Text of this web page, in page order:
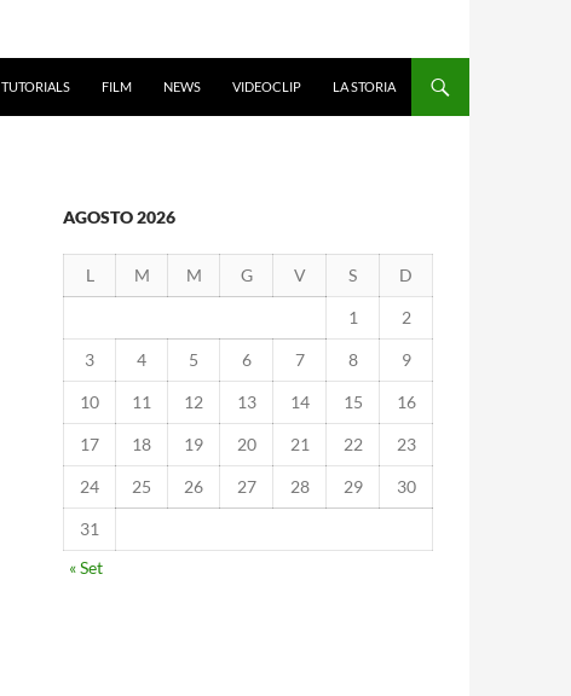
TUTORIALS FILM NEWS VIDEOCLIP LA STORIA
AGOSTO 2026
L M M G V S D
1 2
3 4 5 6 7 8 9
10 11 12 13 14 15 16
17 18 19 20 21 22 23
24 25 26 27 28 29 30
31
« Set